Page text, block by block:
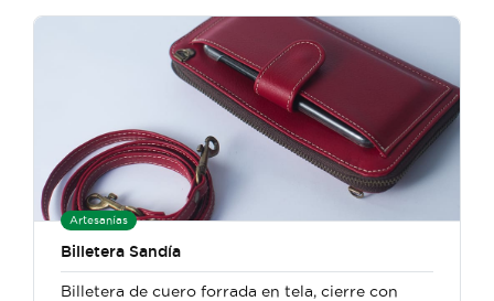
Artesanías
Billetera Sandía
Billetera de cuero forrada en tela, cierre con